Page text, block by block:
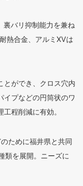
裏バリ抑制能力を兼ね
熱合金、アルミXVは
とができ、クロス穴内
イプなどの円筒状のワ
程削減に有効。
ために福井県と共同
類を展開。ニーズに